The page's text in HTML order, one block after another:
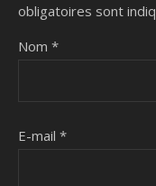
obligatoires sont
Nom *
E-mail *